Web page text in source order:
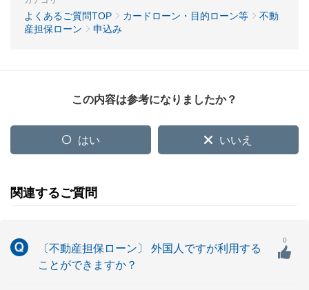
よくあるご質問TOP カードローン・目的ローン等
不動
産担保ローン
申込み
この内容は参考になりましたか？
はい いいえ
関連するご質問
〔不動産担保ローン〕 外国人ですが利用する
ことができますか？
0